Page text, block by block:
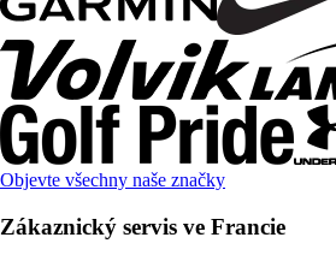
Objevte všechny naše značky
Zákaznický servis ve Francie